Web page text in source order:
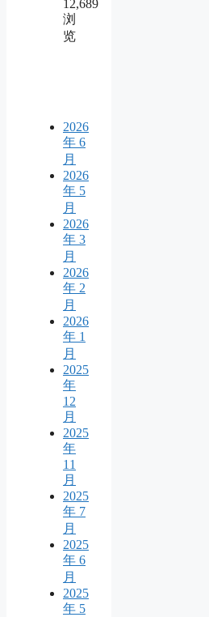
12,689
浏
览
2026
年 6
月
2026
年 5
月
2026
年 3
月
2026
年 2
月
2026
年 1
月
2025
年
12
月
2025
年
11
月
2025
年 7
月
2025
年 6
月
2025
年 5